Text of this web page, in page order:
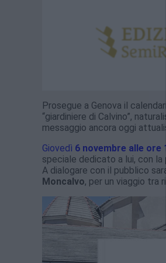
Prosegue a Genova il
“giardiniere di Calvino”,
messaggio ancora oggi
Giovedì 6 novembre alle ore
speciale dedicato a lui, con la
A dialogare con il pubblico
Moncalvo, per un viaggio tra